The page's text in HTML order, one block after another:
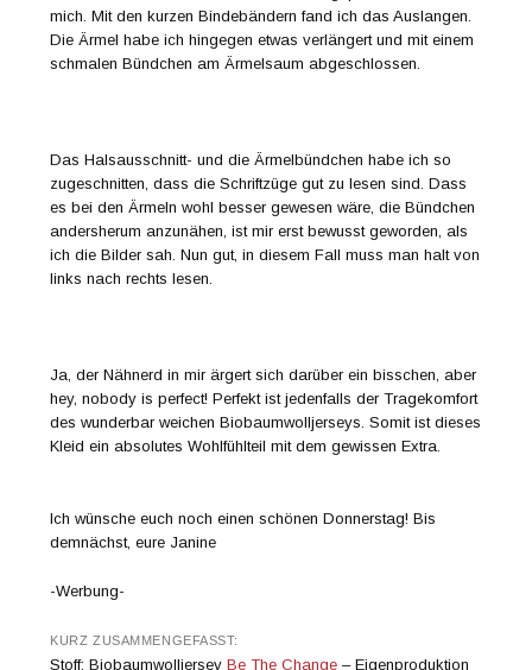
mich. Mit den kurzen Bindebändern fand ich das Auslangen.
Die Ärmel habe ich hingegen etwas verlängert und mit einem
schmalen Bündchen am Ärmelsaum abgeschlossen.
Das Halsausschnitt- und die Ärmelbündchen habe ich so
zugeschnitten, dass die Schriftzüge gut zu lesen sind. Dass
es bei den Ärmeln wohl besser gewesen wäre, die Bündchen
andersherum anzunähen, ist mir erst bewusst geworden, als
ich die Bilder sah. Nun gut, in diesem Fall muss man halt von
links nach rechts lesen.
Ja, der Nähnerd in mir ärgert sich darüber ein bisschen, aber
hey, nobody is perfect! Perfekt ist jedenfalls der Tragekomfort
des wunderbar weichen Biobaumwolljerseys. Somit ist dieses
Kleid ein absolutes Wohlfühlteil mit dem gewissen Extra.
Ich wünsche euch noch einen schönen Donnerstag! Bis
demnächst, eure Janine
-Werbung-
KURZ ZUSAMMENGEFASST:
Stoff: BiobaumwolljerseyBe The Change – Eigenproduktion